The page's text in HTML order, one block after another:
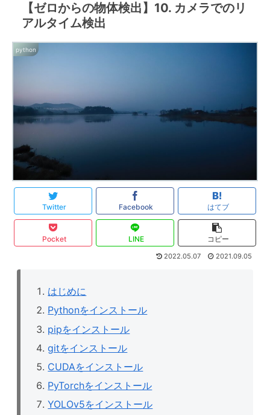
【ゼロからの物体検出】10. カメラでのリ
アルタイム検出
python
Twitter Facebook はてブ
Pocket LINE コピー
2022.05.07 2021.09.05
はじめに
Pythonをインストール
pipをインストール
gitをインストール
CUDAをインストール
PyTorchをインストール
YOLOv5をインストール